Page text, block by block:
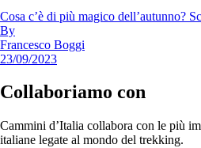
Cosa c’è di più magico dell’autunno?
By
Francesco Boggi
23/09/2023
Collaboriamo con
Cammini d’Italia collabora con le più
italiane legate al mondo del trekking.